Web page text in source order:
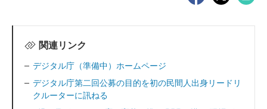
関連リンク
デジタル庁（準備中）ホームページ
デジタル庁第二回公募の目的を初の民間人出身リードリ
クルーターに訊ねる